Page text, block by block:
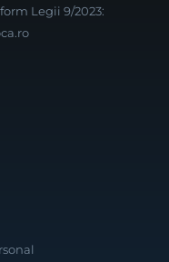
Legii 9/2023: